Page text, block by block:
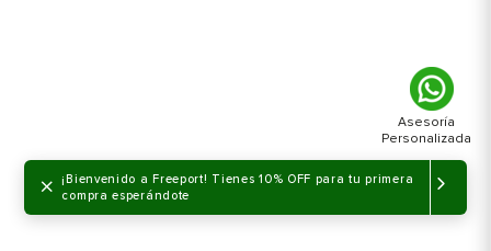
×
¡Bienvenido a Freeport! Tienes 10% OFF para tu primera
compra esperándote